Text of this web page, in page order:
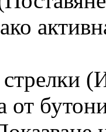
от